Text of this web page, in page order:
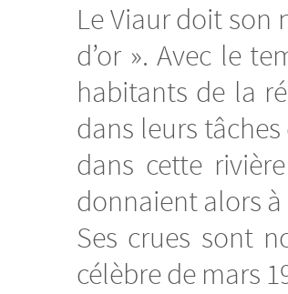
Le Viaur doit son
d’or ». Avec le
habitants de la
dans leurs
dans cette
donnaient alors
Ses crues sont
célèbre de mars